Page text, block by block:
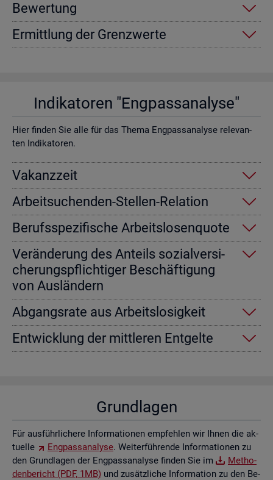
Be­wer­tung
Er­mitt­lung der Grenz­wer­te
In­di­ka­to­ren "Eng­pass­ana­ly­se"
Hier fin­den Sie alle für das Thema Eng­pass­ana­ly­se re­le­van­
ten In­di­ka­to­ren.
Va­kanz­zeit
Ar­beit­su­chen­den-Stel­len-Re­la­ti­on
Be­rufs­spe­zi­fi­sche Ar­beits­lo­sen­quo­te
Ver­än­de­rung des An­teils so­zi­al­ver­si­
che­rungs­pflich­ti­ger Be­schäf­ti­gung
von Aus­län­dern
Ab­gangs­ra­te aus Ar­beits­lo­sig­keit
Ent­wick­lung der mitt­le­ren Ent­gel­te
Grund­la­gen
Für aus­führ­li­che­re In­for­ma­tio­nen emp­feh­len wir Ihnen die ak­
tu­el­le
Eng­pass­ana­ly­se. Wei­ter­füh­ren­de In­for­ma­tio­nen zu
den Grund­la­gen der Eng­pass­ana­ly­se fin­den Sie im
Me­tho­
den­be­richt (PDF, 1MB) und zu­sätz­li­che In­for­ma­ti­on zu den Be­